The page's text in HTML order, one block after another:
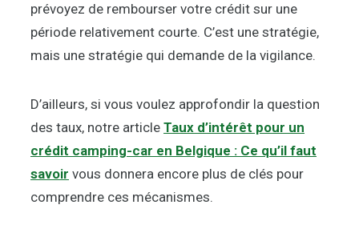
prévoyez de rembourser votre crédit sur une
période relativement courte. C’est une stratégie,
mais une stratégie qui demande de la vigilance.
D’ailleurs, si vous voulez approfondir la question
des taux, notre article Taux d’intérêt pour un
crédit camping-car en Belgique : Ce qu’il faut
savoir vous donnera encore plus de clés pour
comprendre ces mécanismes.